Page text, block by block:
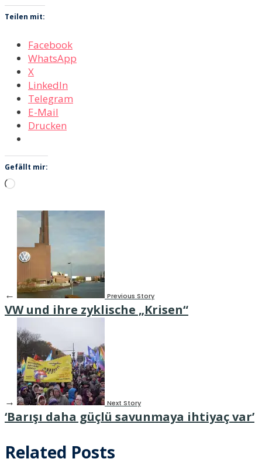
Teilen mit:
Facebook
WhatsApp
X
LinkedIn
Telegram
E-Mail
Drucken
Gefällt mir:
Wird
← Previous Story
VW und ihre zyklische „Krisen“
→ Next Story
‘Barışı daha güçlü savunmaya ihtiyaç var’
Related Posts